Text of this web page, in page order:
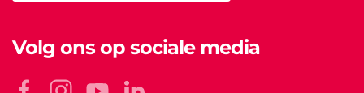
Volg ons op sociale media